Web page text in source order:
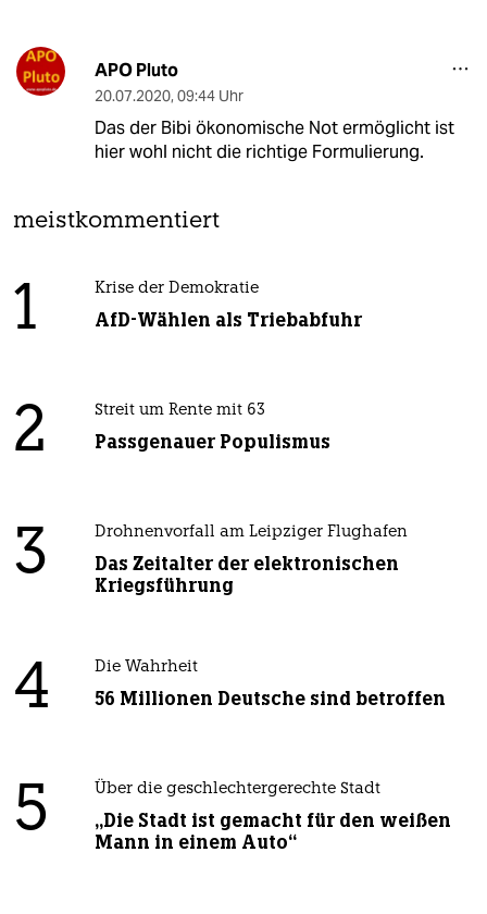
APO Pluto
20.07.2020, 09:44 Uhr
Das der Bibi ökonomische Not ermöglicht ist
hier wohl nicht die richtige Formulierung.
meistkommentiert
1 Krise der Demokratie
AfD-Wählen als Triebabfuhr
2 Streit um Rente mit 63
Passgenauer Populismus
3 Drohnenvorfall am Leipziger Flughafen
Das Zeitalter der elektronischen
Kriegsführung
4 Die Wahrheit
56 Millionen Deutsche sind betroffen
5 Über die geschlechtergerechte Stadt
„Die Stadt ist gemacht für den weißen
Mann in einem Auto“